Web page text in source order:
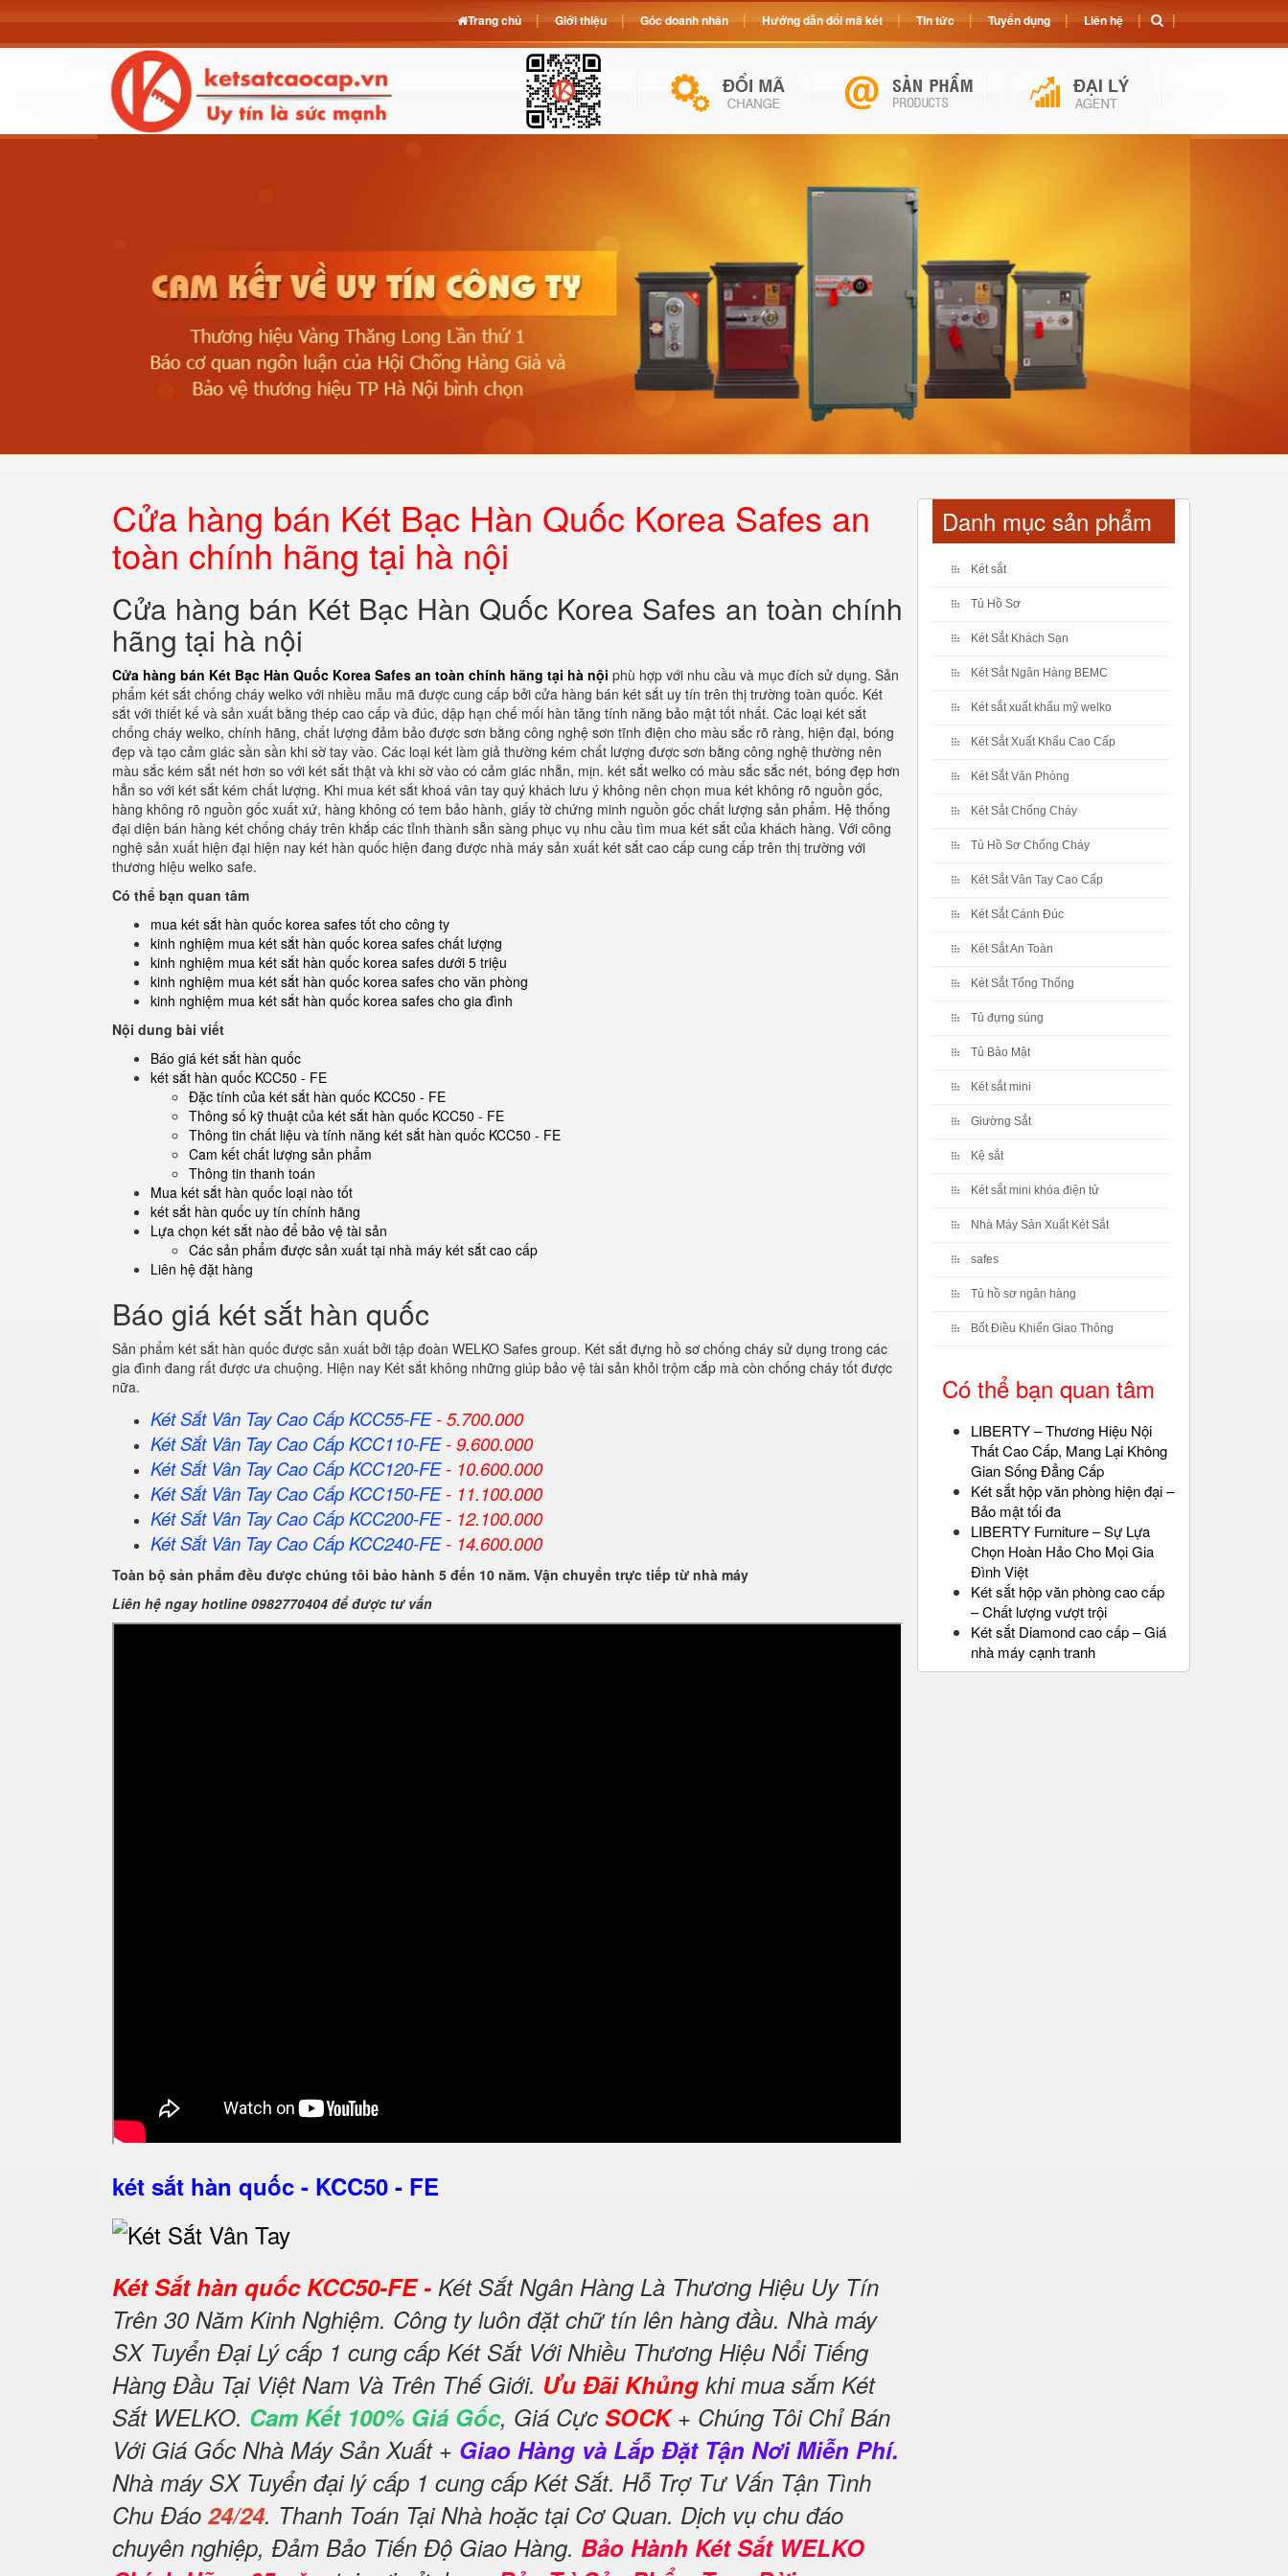
Cửa hàng bán Két Bạc Hàn Quốc Korea Safes an
toàn chính hãng tại hà nội
Cửa hàng bán Két Bạc Hàn Quốc Korea Safes an toàn chính
hãng tại hà nội
Cửa hàng bán Két Bạc Hàn Quốc Korea Safes an toàn chính hãng tại hà nội phù hợp với nhu cầu và mục đích sử dụng. Sản
phẩm két sắt chống cháy welko với nhiều mẫu mã được cung cấp bởi cửa hàng bán két sắt uy tín trên thị trường toàn quốc. Két
sắt với thiết kế và sản xuất bằng thép cao cấp và đúc, dập hạn chế mối hàn tăng tính năng bảo mật tốt nhất. Các loại két sắt
chống cháy welko, chính hãng, chất lượng đảm bảo được sơn bằng công nghệ sơn tĩnh điện cho màu sắc rõ ràng, hiện đại, bóng
đẹp và tạo cảm giác sần sần khi sờ tay vào. Các loại két làm giả thường kém chất lượng được sơn bằng công nghệ thường nên
màu sắc kém sắt nét hơn so với két sắt thật và khi sờ vào có cảm giác nhẵn, mịn. két sắt welko có màu sắc sắc nét, bóng đẹp hơn
hẳn so với két sắt kém chất lượng. Khi mua két sắt khoá vân tay quý khách lưu ý không nên chọn mua két không rõ nguồn gốc,
hàng không rõ nguồn gốc xuất xứ, hàng không có tem bảo hành, giấy tờ chứng minh nguồn gốc chất lượng sản phẩm. Hệ thống
đại diện bán hàng két chống cháy trên khắp các tỉnh thành sẵn sàng phục vụ nhu cầu tìm mua két sắt của khách hàng. Với công
nghệ sản xuất hiện đại hiện nay két hàn quốc hiện đang được nhà máy sản xuất két sắt cao cấp cung cấp trên thị trường với
thương hiệu welko safe.
Có thể bạn quan tâm
mua két sắt hàn quốc korea safes tốt cho công ty
kinh nghiệm mua két sắt hàn quốc korea safes chất lượng
kinh nghiệm mua két sắt hàn quốc korea safes dưới 5 triệu
kinh nghiệm mua két sắt hàn quốc korea safes cho văn phòng
kinh nghiệm mua két sắt hàn quốc korea safes cho gia đình
Nội dung bài viết
Báo giá két sắt hàn quốc
két sắt hàn quốc KCC50 - FE
Đặc tính của két sắt hàn quốc KCC50 - FE
Thông số kỹ thuật của két sắt hàn quốc KCC50 - FE
Thông tin chất liệu và tính năng két sắt hàn quốc KCC50 - FE
Cam kết chất lượng sản phẩm
Thông tin thanh toán
Mua két sắt hàn quốc loại nào tốt
két sắt hàn quốc uy tín chính hãng
Lựa chọn két sắt nào để bảo vệ tài sản
Các sản phẩm được sản xuất tại nhà máy két sắt cao cấp
Liên hệ đặt hàng
Báo giá két sắt hàn quốc
Sản phẩm két sắt hàn quốc được sản xuất bởi tập đoàn WELKO Safes group. Két sắt đựng hồ sơ chống cháy sử dụng trong các
gia đình đang rất được ưa chuộng. Hiện nay Két sắt không những giúp bảo vệ tài sản khỏi trộm cắp mà còn chống cháy tốt được
nữa.
Két Sắt Vân Tay Cao Cấp KCC55-FE- 5.700.000
Két Sắt Vân Tay Cao Cấp KCC110-FE- 9.600.000
Két Sắt Vân Tay Cao Cấp KCC120-FE- 10.600.000
Két Sắt Vân Tay Cao Cấp KCC150-FE- 11.100.000
Két Sắt Vân Tay Cao Cấp KCC200-FE- 12.100.000
Két Sắt Vân Tay Cao Cấp KCC240-FE- 14.600.000
Toàn bộ sản phẩm đều được chúng tôi bảo hành 5 đến 10 năm. Vận chuyển trực tiếp từ nhà máy
Liên hệ ngay hotline 0982770404 để được tư vấn
két sắt hàn quốc - KCC50 - FE
Két Sắt hàn quốc KCC50-FE - Két Sắt Ngân Hàng Là Thương Hiệu Uy Tín
Trên 30 Năm Kinh Nghiệm. Công ty luôn đặt chữ tín lên hàng đầu. Nhà máy
SX Tuyển Đại Lý cấp 1 cung cấp Két Sắt Với Nhiều Thương Hiệu Nổi Tiếng
Hàng Đầu Tại Việt Nam Và Trên Thế Giới. Ưu Đãi Khủng khi mua sắm Két
Sắt WELKO. Cam Kết 100% Giá Gốc, Giá Cực SOCK+ Chúng Tôi Chỉ Bán
Với Giá Gốc Nhà Máy Sản Xuất + Giao Hàng và Lắp Đặt Tận Nơi Miễn Phí.
Nhà máy SX Tuyển đại lý cấp 1 cung cấp Két Sắt. Hỗ Trợ Tư Vấn Tận Tình
Chu Đáo 24/24. Thanh Toán Tại Nhà hoặc tại Cơ Quan. Dịch vụ chu đáo
chuyên nghiệp, Đảm Bảo Tiến Độ Giao Hàng. Bảo Hành Két Sắt WELKO
Danh mục sản phẩm
Két sắt
Tủ Hồ Sơ
Két Sắt Khách Sạn
Két Sắt Ngân Hàng BEMC
Két sắt xuất khẩu mỹ welko
Két Sắt Xuất Khẩu Cao Cấp
Két Sắt Văn Phòng
Két Sắt Chống Cháy
Tủ Hồ Sơ Chống Cháy
Két Sắt Vân Tay Cao Cấp
Két Sắt Cánh Đúc
Két Sắt An Toàn
Két Sắt Tổng Thống
Tủ đựng súng
Tủ Bảo Mật
Két sắt mini
Giường Sắt
Kệ sắt
Két sắt mini khóa điện tử
Nhà Máy Sản Xuất Két Sắt
safes
Tủ hồ sơ ngân hàng
Bốt Điều Khiển Giao Thông
Có thể bạn quan tâm
LIBERTY – Thương Hiệu Nội
Thất Cao Cấp, Mang Lại Không
Gian Sống Đẳng Cấp
Két sắt hộp văn phòng hiện đại –
Bảo mật tối đa
LIBERTY Furniture – Sự Lựa
Chọn Hoàn Hảo Cho Mọi Gia
Đình Việt
Két sắt hộp văn phòng cao cấp
– Chất lượng vượt trội
Két sắt Diamond cao cấp – Giá
nhà máy cạnh tranh
Trang chủ Giới thiệu Góc doanh nhân Hướng dẫn đổi mã két Tin tức Tuyển dụng Liên hệ